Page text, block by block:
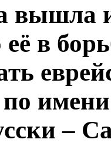
вышла
её в
–